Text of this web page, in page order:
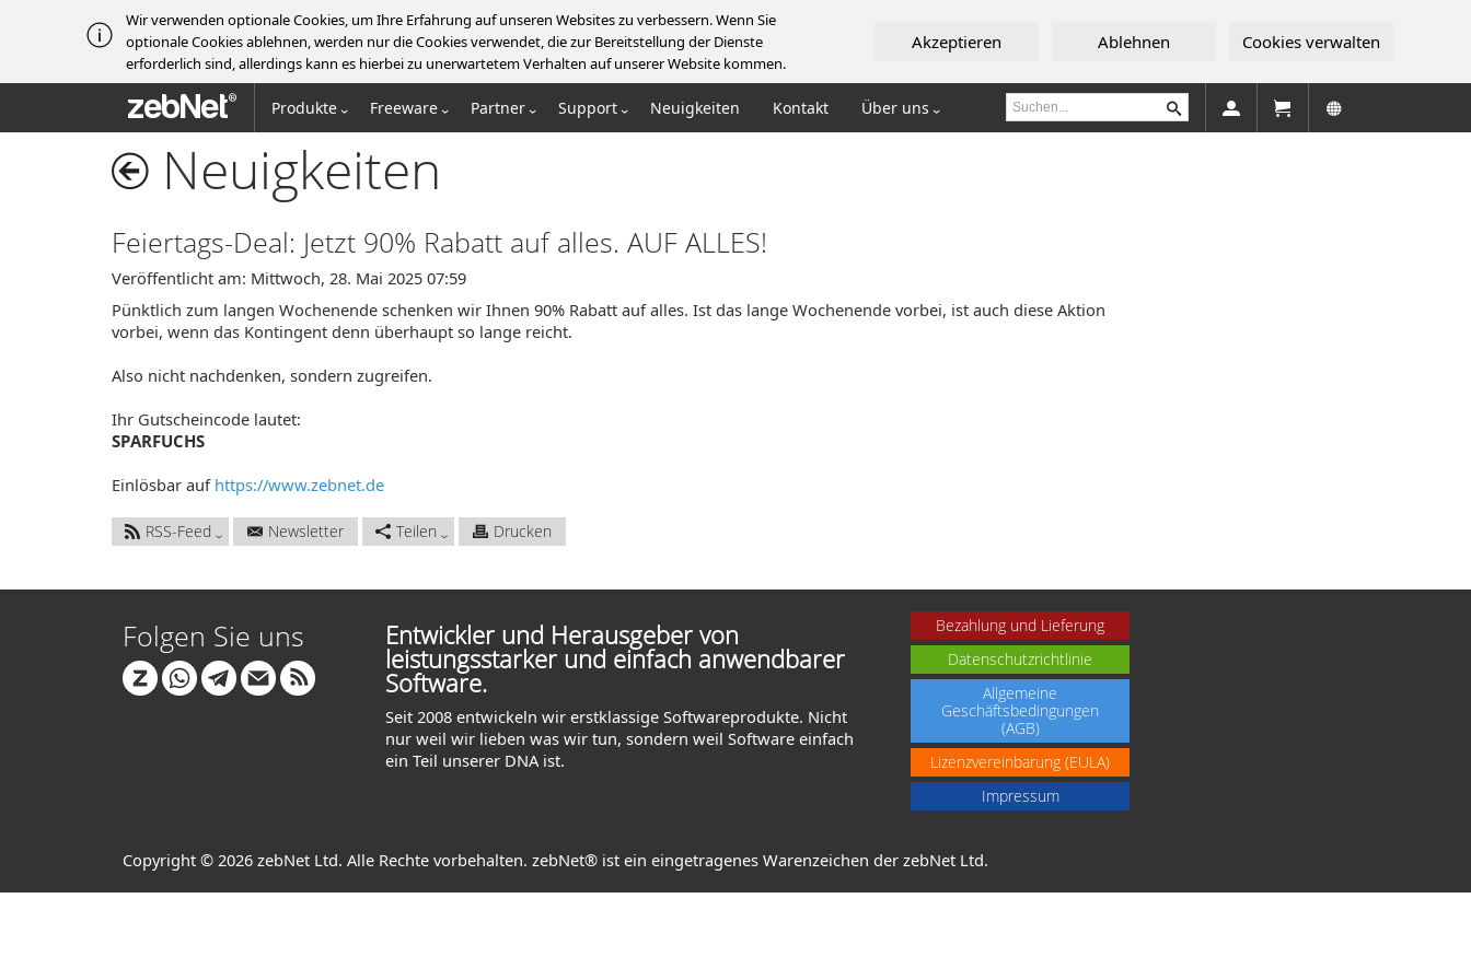
Wir verwenden optionale Cookies, um Ihre Erfahrung auf unseren Websites zu verbessern. Wenn Sie
optionale Cookies ablehnen, werden nur die Cookies verwendet, die zur Bereitstellung der Dienste
erforderlich sind, allerdings kann es hierbei zu unerwartetem Verhalten auf unserer Website kommen.
Akzeptieren Ablehnen Cookies verwalten
zebNet® Produkte Freeware Partner Support Neuigkeiten Kontakt Über uns
Neuigkeiten
Feiertags-Deal: Jetzt 90% Rabatt auf alles. AUF ALLES!
Veröffentlicht am: Mittwoch, 28. Mai 2025 07:59
Pünktlich zum langen Wochenende schenken wir Ihnen 90% Rabatt auf alles. Ist das lange Wochenende vorbei, ist auch diese Aktion
vorbei, wenn das Kontingent denn überhaupt so lange reicht.
Also nicht nachdenken, sondern zugreifen.
Ihr Gutscheincode lautet:
SPARFUCHS
Einlösbar auf https://www.zebnet.de
RSS-Feed Newsletter Teilen Drucken
Folgen Sie uns Entwickler und Herausgeber von
leistungsstarker und einfach anwendbarer
Software.
Seit 2008 entwickeln wir erstklassige Softwareprodukte. Nicht
nur weil wir lieben was wir tun, sondern weil Software einfach
ein Teil unserer DNA ist.
Bezahlung und Lieferung
Datenschutzrichtlinie
Allgemeine
Geschäftsbedingungen
(AGB)
Lizenzvereinbarung (EULA)
Impressum
Copyright © 2026 zebNet Ltd. Alle Rechte vorbehalten. zebNet® ist ein eingetragenes Warenzeichen der zebNet Ltd.